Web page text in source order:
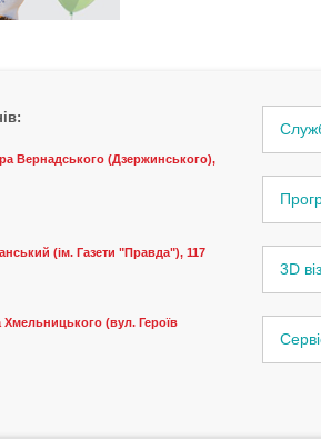
Вернадського (Дзержинського),
(ім. Газети "Правда"), 117
(вул. Героїв
3D